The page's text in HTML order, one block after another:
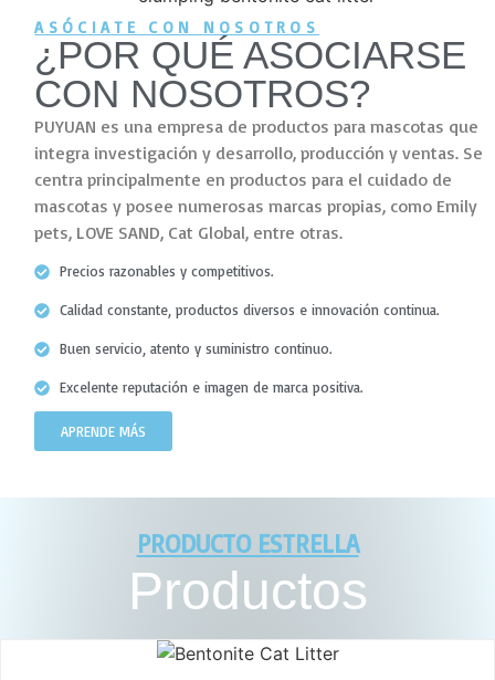
ASÓCIATE CON NOSOTROS
¿POR QUÉ ASOCIARSE
CON NOSOTROS?
PUYUAN es una empresa de productos para mascotas que
integra investigación y desarrollo, producción y ventas. Se
centra principalmente en productos para el cuidado de
mascotas y posee numerosas marcas propias, como Emily
pets, LOVE SAND, Cat Global, entre otras.
Precios razonables y competitivos.
Calidad constante, productos diversos e innovación continua.
Buen servicio, atento y suministro continuo.
Excelente reputación e imagen de marca positiva.
APRENDE MÁS
PRODUCTO ESTRELLA
Productos